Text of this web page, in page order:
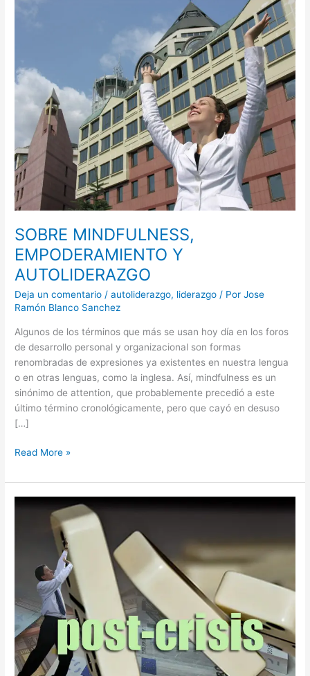
SOBRE MINDFULNESS,
EMPODERAMIENTO Y
AUTOLIDERAZGO
Deja un comentario /autoliderazgo, liderazgo / PorJose
Ramón Blanco Sanchez
Algunos de los términos que más se usan hoy día en los foros
de desarrollo personal y organizacional son formas
renombradas de expresiones ya existentes en nuestra lengua
o en otras lenguas, como la inglesa. Así, mindfulness es un
sinónimo de attention, que probablemente precedió a este
último término cronológicamente, pero que cayó en desuso
[…]
AUTOLIDERAZGO
Read More »
Como
sobrevivir
crecimiento
negocio
despues
de
la
crisis